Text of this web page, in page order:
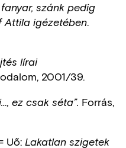
szánk pedig
Attila igézetében.
lírai
2001/39.
ez csak séta”. Forrás,
Uő: Lakatlan szigetek